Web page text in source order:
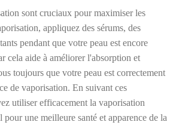
sont cruciaux pour maximiser les
appliquez des sérums, des
pendant que votre peau est encore
cela aide à améliorer l'absorption et
toujours que votre peau est correctement
de vaporisation. En suivant ces
utiliser efficacement la vaporisation
une meilleure santé et apparence de la